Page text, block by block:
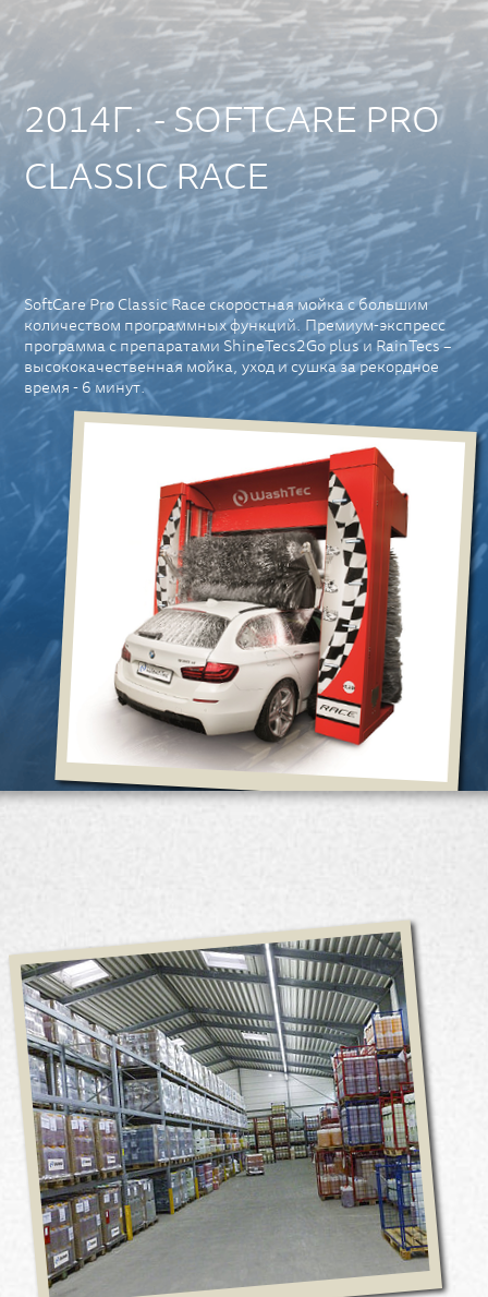
2014Г. - SOFTCARE PRO
CLASSIC RACE
SoftCare Pro Classic Race скоростная мойка с большим
количеством программных функций. Премиум-экспресс
программа с препаратами ShineTecs2Go plus и RainTecs –
высококачественная мойка, уход и сушка за рекордное
время - 6 минут.